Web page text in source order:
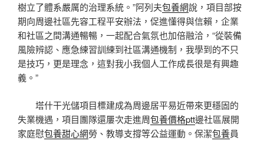
樹立了體系嚴厲的治理系統。”阿列夫包養網說，項目部按
期向周邊社區先容工程平安辦法，促進懂得與信賴，企業
和社區之間溝通暢暢，一起配合氣氛也加倍融洽，“從裝備
風險辨認、應急練習訓練到社區溝通機制，我學到的不只
是技巧，更是理念，這對我小我個人工作成長很是有興趣
義。”
塔什干光儲項目標建成為周邊居平易近帶來更穩固的
失業機遇，項目團隊還屢次走進周包養價格ptt邊社區展開
家庭慰包養甜心網勞、教導支撐等公益運動。保潔包養員